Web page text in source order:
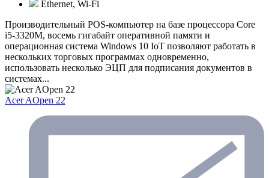
Ethernet, Wi-Fi
Производительный POS-компьютер на базе процессора Core
i5-3320M, восемь гигабайт оперативной памяти и
операционная система Windows 10 IoT позволяют работать в
нескольких торговых программах одновременно,
использовать несколько ЭЦП для подписания документов в
системах...
Acer AOpen 22